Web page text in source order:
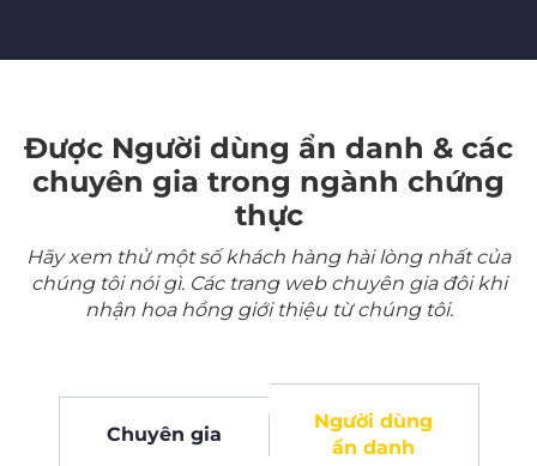
Được Người dùng ẩn danh & các
chuyên gia trong ngành chứng
thực
Hãy xem thử một số khách hàng hài lòng nhất của
chúng tôi nói gì. Các trang web chuyên gia đôi khi
nhận hoa hồng giới thiệu từ chúng tôi.
Chuyên gia
Người dùng
ẩn danh